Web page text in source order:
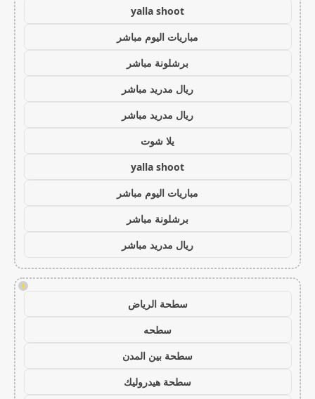
yalla shoot
مباريات اليوم مباشر
برشلونة مباشر
ريال مدريد مباشر
ريال مدريد مباشر
يلا شوت
yalla shoot
مباريات اليوم مباشر
برشلونة مباشر
ريال مدريد مباشر
!
سطحة الرياض
سطحه
سطحة بين المدن
سطحة هيدروليك